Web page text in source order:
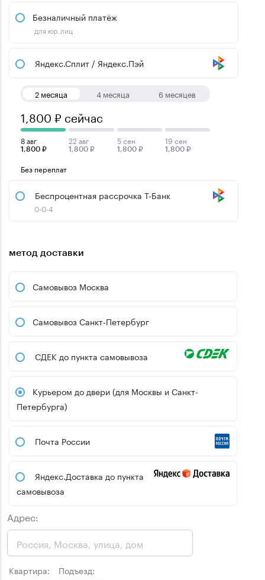
Безналичный платёж
для юр.лиц
Яндекс.Сплит / Яндекс.Пэй
2 месяца 4 месяца 6 месяцев
1,800 ₽ сейчас
8 авг
1,800 ₽
22 авг
1,800 ₽
5 сен
1,800 ₽
19 сен
1,800 ₽
Без переплат
Беспроцентная рассрочка Т-Банк
0-0-4
метод доставки
Самовывоз Москва
Самовывоз Санкт-Петербург
СДЕК до пункта самовывоза
Курьером до двери (для Москвы и Санкт-
Петербурга)
Почта России
Яндекс.Доставка до пункта
самовывоза
Адрес:
Квартира: Подъезд: